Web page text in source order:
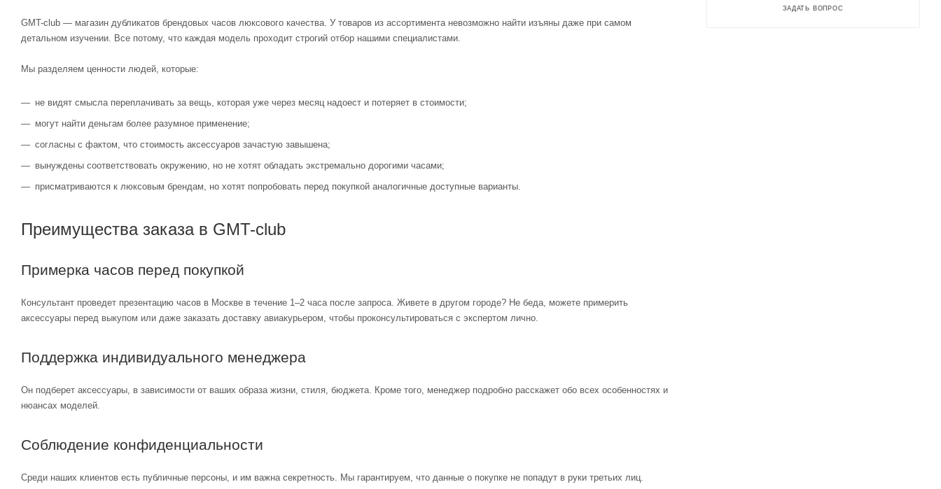
GMT-club — магазин дубликатов брендовых часов люксового качества. У товаров из ассортимента невозможно найти изъяны даже при самом
детальном изучении. Все потому, что каждая модель проходит строгий отбор нашими специалистами.
Мы разделяем ценности людей, которые:
не видят смысла переплачивать за вещь, которая уже через месяц надоест и потеряет в стоимости;
могут найти деньгам более разумное применение;
согласны с фактом, что стоимость аксессуаров зачастую завышена;
вынуждены соответствовать окружению, но не хотят обладать экстремально дорогими часами;
присматриваются к люксовым брендам, но хотят попробовать перед покупкой аналогичные доступные варианты.
Преимущества заказа в GMT-club
Примерка часов перед покупкой
Консультант проведет презентацию часов в Москве в течение 1–2 часа после запроса. Живете в другом городе? Не беда, можете примерить
аксессуары перед выкупом или даже заказать доставку авиакурьером, чтобы проконсультироваться с экспертом лично.
Поддержка индивидуального менеджера
Он подберет аксессуары, в зависимости от ваших образа жизни, стиля, бюджета. Кроме того, менеджер подробно расскажет обо всех особенностях и
нюансах моделей.
Соблюдение конфиденциальности
Среди наших клиентов есть публичные персоны, и им важна секретность. Мы гарантируем, что данные о покупке не попадут в руки третьих лиц.
ЗАДАТЬ ВОПРОС